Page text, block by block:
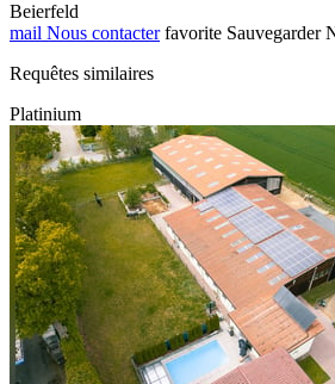
Beierfeld
mail Nous contacter favorite Sauvegarder
Requêtes similaires
Platinium